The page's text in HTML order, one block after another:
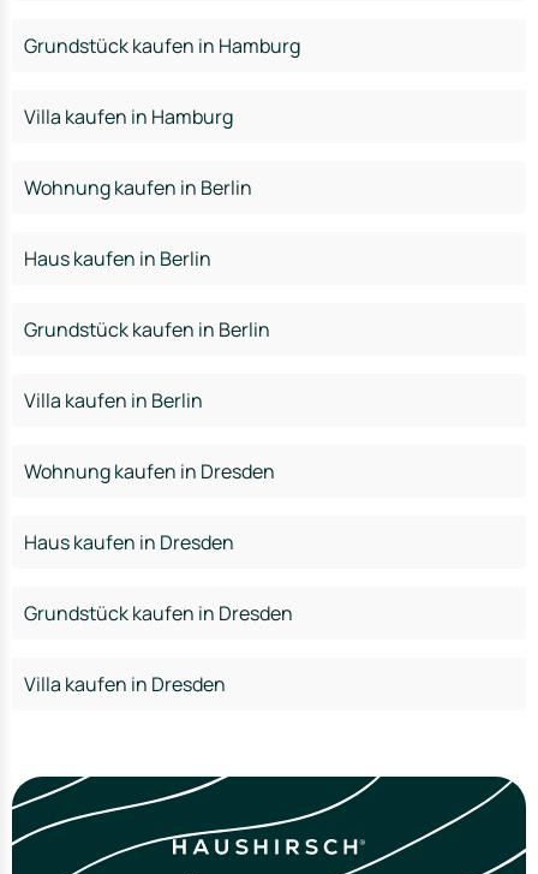
Grundstück kaufen in Hamburg
Villa kaufen in Hamburg
Wohnung kaufen in Berlin
Haus kaufen in Berlin
Grundstück kaufen in Berlin
Villa kaufen in Berlin
Wohnung kaufen in Dresden
Haus kaufen in Dresden
Grundstück kaufen in Dresden
Villa kaufen in Dresden